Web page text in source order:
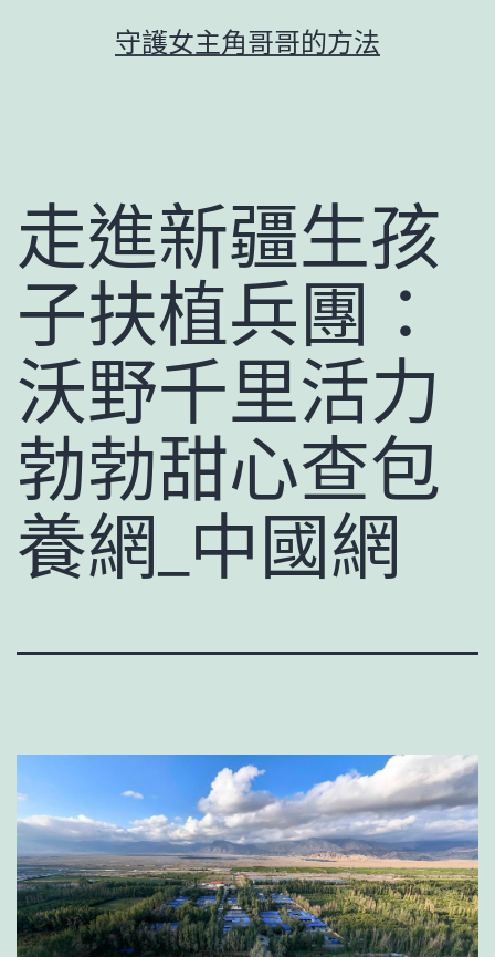
守護女主角哥哥的方法
走進新疆生孩
子扶植兵團：
沃野千里活力
勃勃甜心查包
養網_中國網